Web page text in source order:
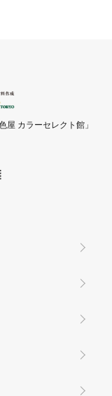
屋 カラーセレクト館」